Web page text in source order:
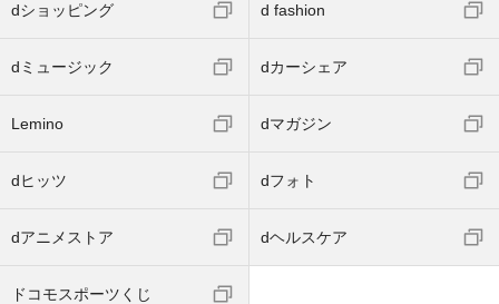
dショッピング d fashion
dミュージック dカーシェア
Lemino dマガジン
dヒッツ dフォト
dアニメストア dヘルスケア
ドコモスポーツくじ